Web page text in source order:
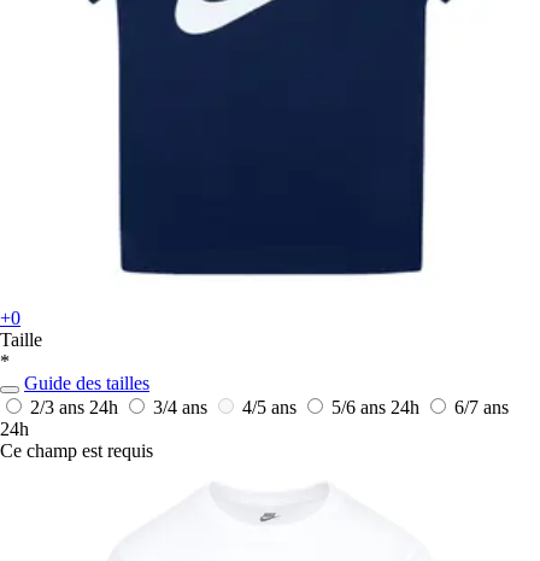
+0
Taille
*
Guide des tailles
2/3 ans 24h 3/4 ans 4/5 ans 5/6 ans 24h
6/7 ans
24h
Ce champ est requis